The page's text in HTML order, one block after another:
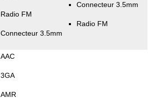
Radio FM
Connecteur 3.5mm
Connecteur 3.5mm
Radio FM
AAC
3GA
AMR